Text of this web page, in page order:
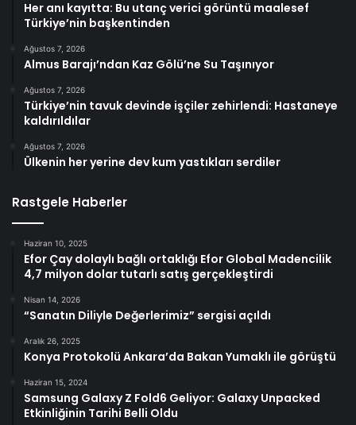
Her anı kayıtta: Bu utanç verici görüntü maalesef
Türkiye’nin başkentinden
Ağustos 7, 2026
Almus Barajı’ndan Kaz Gölü’ne Su Taşınıyor
Ağustos 7, 2026
Türkiye’nin tavuk devinde işçiler zehirlendi: Hastaneye
kaldırıldılar
Ağustos 7, 2026
Ülkenin her yerine dev kum yastıkları serdiler
Rastgele Haberler
Haziran 10, 2025
Efor Çay dolaylı bağlı ortaklığı Efor Global Madencilik
4,7 milyon dolar tutarlı satış gerçekleştirdi
Nisan 14, 2026
“Sanatın Diliyle Değerlerimiz” sergisi açıldı
Aralık 26, 2025
Konya Protokolü Ankara’da Bakan Yumaklı ile görüştü
Haziran 15, 2024
Samsung Galaxy Z Fold6 Geliyor: Galaxy Unpacked
Etkinliğinin Tarihi Belli Oldu